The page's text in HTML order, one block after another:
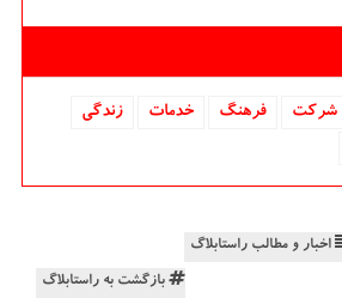
شركت فرهنگ خدمات
زندگی
اخبار و مطالب راستابلاگ
بازگشت به راستابلاگ